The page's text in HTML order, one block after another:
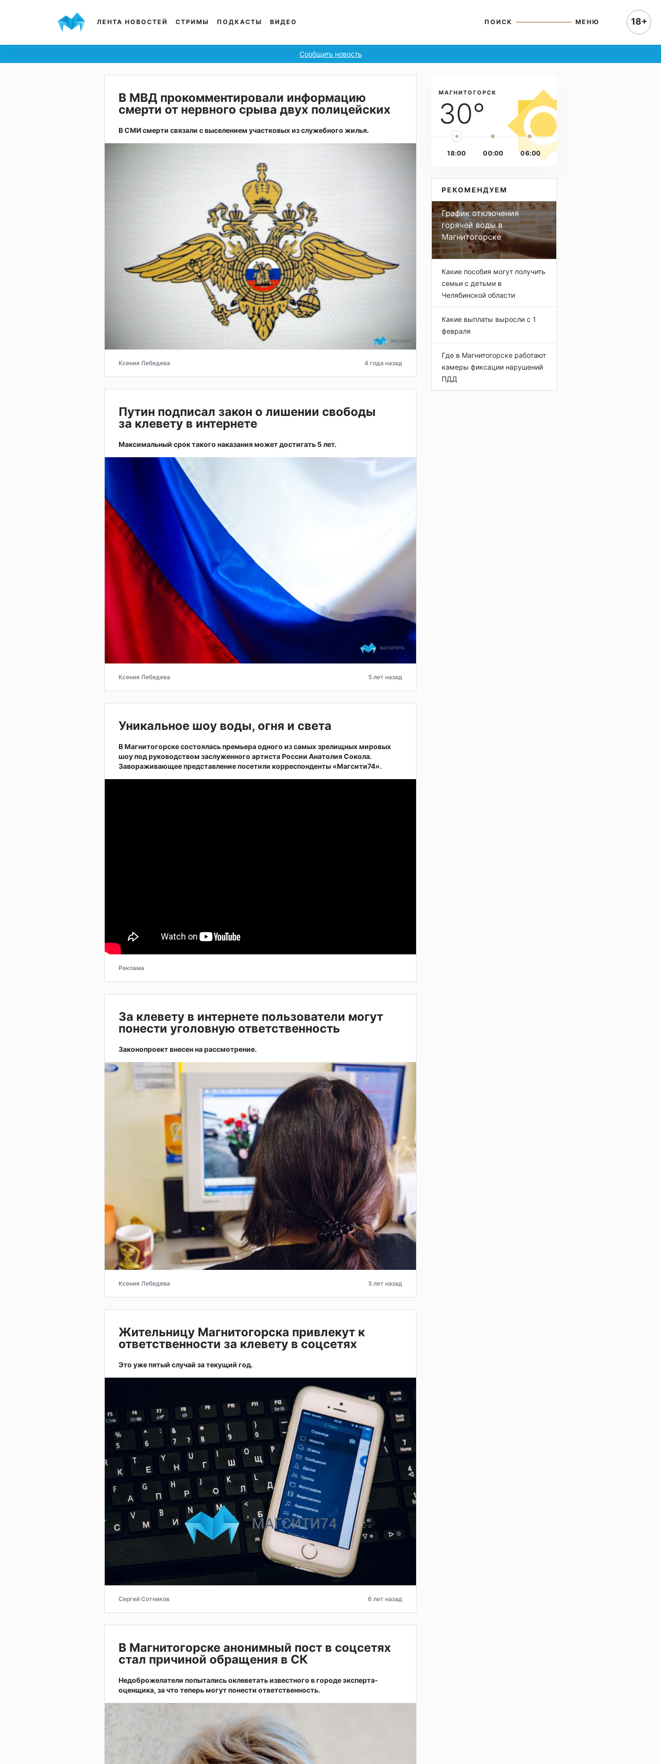
ЛЕНТА НОВОСТЕЙ СТРИМЫ ПОДКАСТЫ ВИДЕО ПОИСК МЕНЮ
Сообщить новость
В МВД прокомментировали информацию
смерти от нервного срыва двух полицейских
В СМИ смерти связали с выселением участковых из служебного жилья.
Ксения Лебедева 4 года назад
Путин подписал закон о лишении свободы
за клевету в интернете
Максимальный срок такого наказания может достигать 5 лет.
Ксения Лебедева 5 лет назад
Уникальное шоу воды, огня и света
В Магнитогорске состоялась премьера одного из самых зрелищных мировых
шоу под руководством заслуженного артиста России Анатолия Сокола.
Завораживающее представление посетили корреспонденты «Магсити74».
Реклама
За клевету в интернете пользователи могут
понести уголовную ответственность
Законопроект внесен на рассмотрение.
Ксения Лебедева 5 лет назад
Жительницу Магнитогорска привлекут к
ответственности за клевету в соцсетях
Это уже пятый случай за текущий год.
Сергей Сотников 6 лет назад
В Магнитогорске анонимный пост в соцсетях
стал причиной обращения в СК
Недоброжелатели попытались оклеветать известного в городе эксперта-
оценщика, за что теперь могут понести ответственность.
МАГНИТОГОРСК
30°
18:00 00:00 06:00
РЕКОМЕНДУЕМ
График отключения
горячей воды в
Магнитогорске
Какие пособия могут получить
семьи с детьми в
Челябинской области
Какие выплаты выросли с 1
февраля
Где в Магнитогорске работают
камеры фиксации нарушений
ПДД
18+